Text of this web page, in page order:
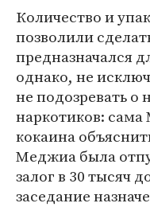
Количество и
позволили
предназначался
однако, не
не подозревать о
наркотиков:
кокаина
Меджиа была
залог в 30 тысяч
заседание